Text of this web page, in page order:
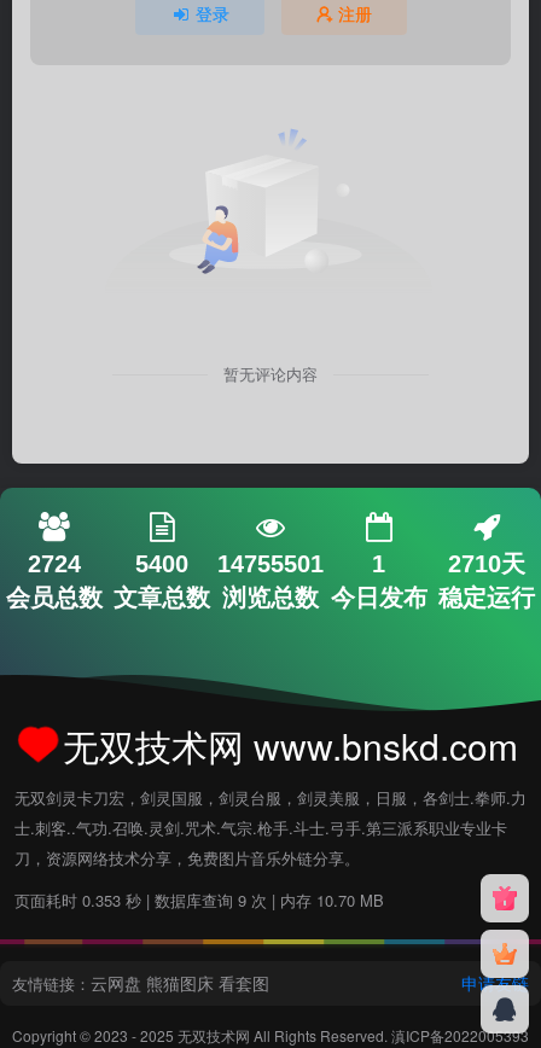
登录 注册
暂无评论内容
2724
会员总数
5400
文章总数
14755501
浏览总数
1
今日发布
2710天
稳定运行
无双技术网 www.bnskd.com
无双剑灵卡刀宏，剑灵国服，剑灵台服，剑灵美服，日服，各剑士.拳师.力
士.刺客..气功.召唤.灵剑.咒术.气宗.枪手.斗士.弓手.第三派系职业专业卡
刀，资源网络技术分享，免费图片音乐外链分享。
页面耗时 0.353 秒 | 数据库查询 9 次 | 内存 10.70 MB
友情链接： 云网盘 熊猫图床 看套图 申请友链
Copyright © 2023 - 2025 无双技术网 All Rights Reserved. 滇ICP备2022005393